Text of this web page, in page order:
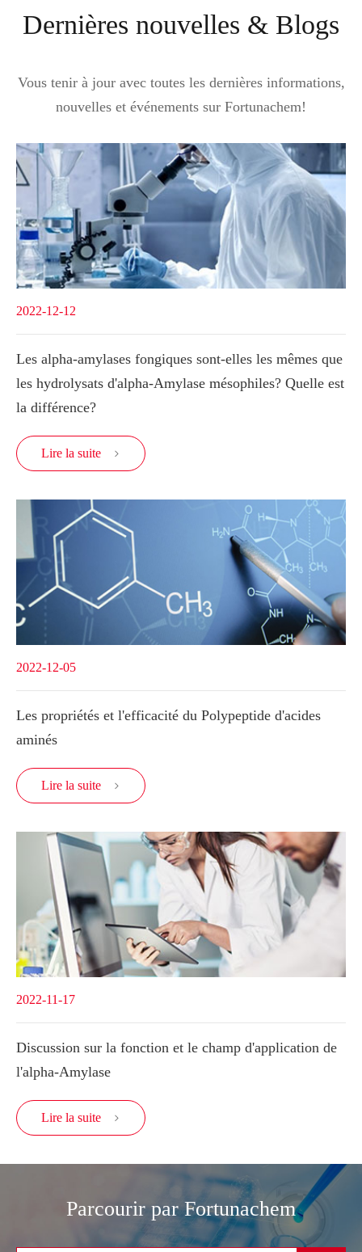
Dernières nouvelles & Blogs
Vous tenir à jour avec toutes les dernières informations,
nouvelles et événements sur Fortunachem!
2022-12-12
Les alpha-amylases fongiques sont-elles les mêmes que
les hydrolysats d'alpha-Amylase mésophiles? Quelle est
la différence?
Lire la suite 
2022-12-05
Les propriétés et l'efficacité du Polypeptide d'acides
aminés
Lire la suite 
2022-11-17
Discussion sur la fonction et le champ d'application de
l'alpha-Amylase
Lire la suite 
Parcourir par Fortunachem